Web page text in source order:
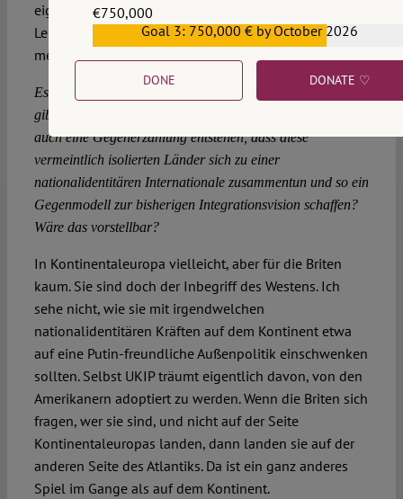
eigenes Schicksal bestimmen kann. Das ist ein harter
Lernprozess, der im Moment nicht unbedingt
mehrheitsfähig ist.
Es gibt die Erzählung, dass es integrationsbereite Länder
gibt, und wer da nicht dazu gehört, ist isoliert. Könnte da
auch eine Gegenerzählung entstehen, dass diese
vermeintlich isolierten Länder sich zu einer
nationalidentitären Internationale zusammentun und so ein
Gegenmodell zur bisherigen Integrationsvision schaffen?
Wäre das vorstellbar?
In Kontinentaleuropa vielleicht, aber für die Briten
kaum. Sie sind doch der Inbegriff des Westens. Ich
sehe nicht, wie sie mit irgendwelchen
nationalidentitären Kräften auf dem Kontinent etwa
auf eine Putin-freundliche Außenpolitik einschwenken
sollten. Selbst UKIP träumt eigentlich davon, von den
Amerikanern adoptiert zu werden. Wenn die Briten sich
fragen, wer sie sind, und nicht auf der Seite
Kontinentaleuropas landen, dann landen sie auf der
anderen Seite des Atlantiks. Da ist ein ganz anderes
Spiel im Gange als auf dem Kontinent.
€750,000
€559,159Goal 3: 750,000 € by October 2026
DONE DONATE ♡